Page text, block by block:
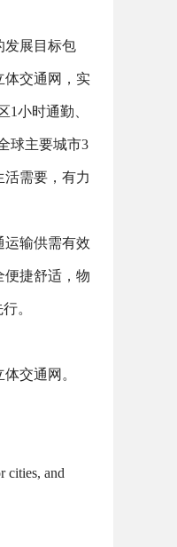
发展目标包
体交通网，实
1小时通勤、
球主要城市3
需要，有力
运输供需有效
便捷舒适，物
。
交通网。
cities, and